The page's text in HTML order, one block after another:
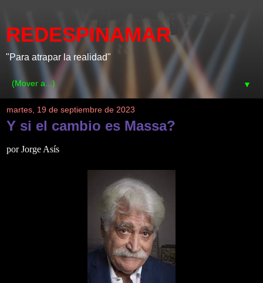
REDESPINAMAR
"Para atrapar la realidad"
▼
martes, 19 de septiembre de 2023
Y si el cambio es Massa?
por Jorge Asís